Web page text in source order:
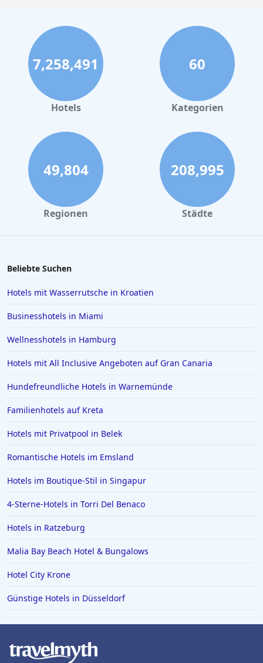
7,258,491
Hotels
60
Kategorien
49,804
Regionen
208,995
Städte
Beliebte Suchen
Hotels mit Wasserrutsche in Kroatien
Businesshotels in Miami
Wellnesshotels in Hamburg
Hotels mit All Inclusive Angeboten auf Gran Canaria
Hundefreundliche Hotels in Warnemünde
Familienhotels auf Kreta
Hotels mit Privatpool in Belek
Romantische Hotels im Emsland
Hotels im Boutique-Stil in Singapur
4-Sterne-Hotels in Torri Del Benaco
Hotels in Ratzeburg
Malia Bay Beach Hotel & Bungalows
Hotel City Krone
Günstige Hotels in Düsseldorf